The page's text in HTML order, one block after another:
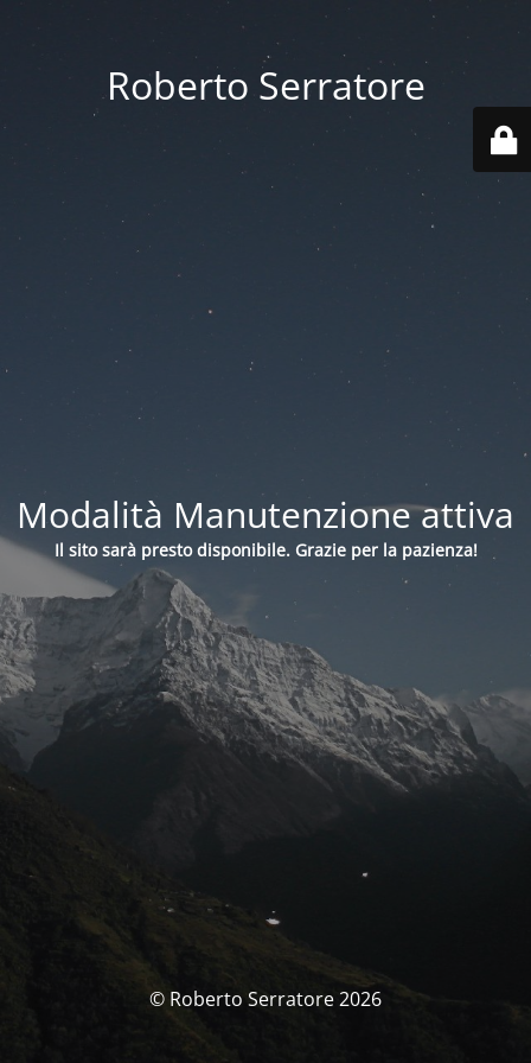
Roberto Serratore
Modalità Manutenzione attiva
Il sito sarà presto disponibile. Grazie per la pazienza!
© Roberto Serratore 2026